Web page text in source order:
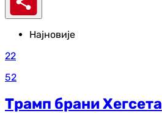
Најновије
22
52
Трамп брани Хегсета